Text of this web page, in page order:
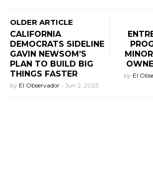
OLDER ARTICLE
CALIFORNIA
DEMOCRATS SIDELINE
GAVIN NEWSOM’S
PLAN TO BUILD BIG
THINGS FASTER
by El Observador - Jun 2, 2023
by El